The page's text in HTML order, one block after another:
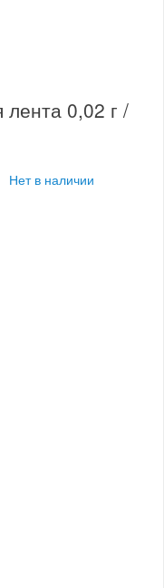
0,02 г /
Нет в наличии